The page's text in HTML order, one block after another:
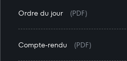
Ordre du jour (PDF)
Compte-rendu (PDF)